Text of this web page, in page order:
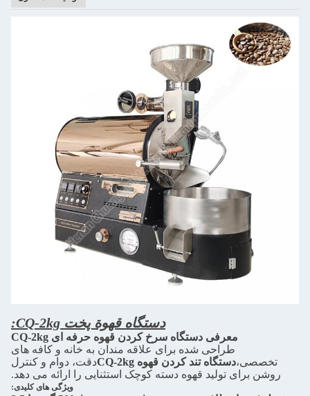
دستگاه قهوة پخت CQ-2kg:
معرفی دستگاه سرخ کردن قهوه حرفه ای CQ-2kg
طراحی شده برای علاقه مندان به خانه و کافه های
تخصصی،دستگاه تند کردن قهوه CQ-2kg
دقت، دوام و کنترل
روشن برای تولید قهوه دسته کوچک استثنایی را ارائه می دهد.
ویژگی های کلیدی: